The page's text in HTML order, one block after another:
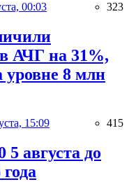
00:03 323
АЧГ на 31%,
уровне 8 млн
15:09 415
августа до